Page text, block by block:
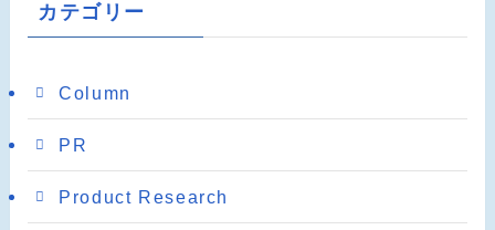
カテゴリー
Column
PR
Product Research